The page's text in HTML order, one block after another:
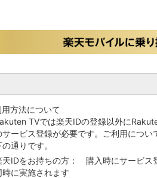
用方法について
TVでは楽天IDの登録以外に
サービス登録が必要です。ご利用につい
の通りです。
天IDをお持ちの方： 購入時にサービス
時に実施されます